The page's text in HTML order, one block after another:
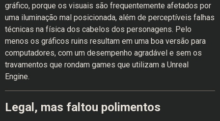
gráfico, porque os visuais são frequentemente afetados por
uma iluminação mal posicionada, além de perceptíveis falhas
técnicas na física dos cabelos dos personagens. Pelo
menos os gráficos ruins resultam em uma boa versão para
computadores, com um desempenho agradável e sem os
travamentos que rondam games que utilizam a Unreal
Engine.
Legal, mas faltou polimentos